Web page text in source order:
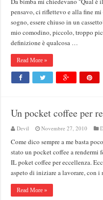
pensavo, ci riflettevo e alla fine
sogno, essere chiuso in un
mio comodino, piccolo, troppo
definizione è qualcosa …
Read More »
Un pocket coffee per
Devil Novembre 27, 2010
Come dico sempre a me basta
stato un pocket coffee a
IL poket coffee per eccellenza.
aspeto di iniziare a lavorare, con
Read More »